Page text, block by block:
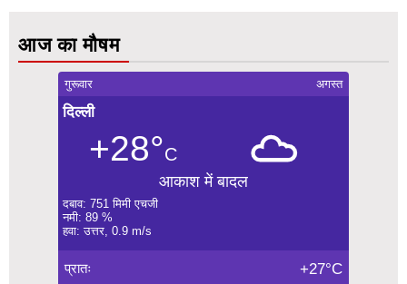
आज का मौषम
गुरूवार अगस्त
दिल्ली
+28°C
आकाश में बादल
दबाव: 751 मिमी एचजी
नमी: 89 %
हवा: उत्तर, 0.9 m/s
प्रातः +27°C